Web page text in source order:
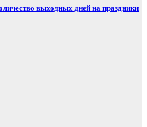
выходных дней на праздники